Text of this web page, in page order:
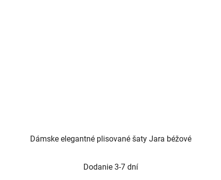
Dámske elegantné plisované šaty Jara béžové
Dodanie 3-7 dní